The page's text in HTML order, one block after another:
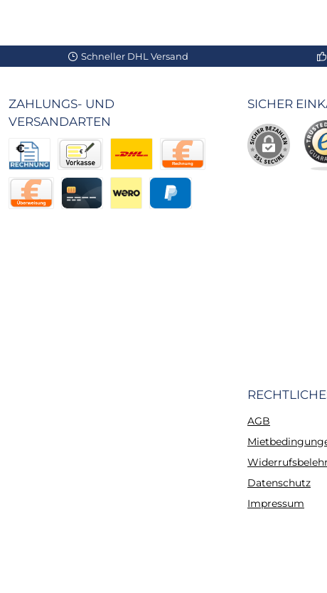
Schneller DHL Versand
ZAHLUNGS- UND
VERSANDARTEN
Rechnung
Rechnung für Behörden
Vorkasse Benutzerdefiniertes Bild 2
SICHER
AGB
Datenschutz
Impressum